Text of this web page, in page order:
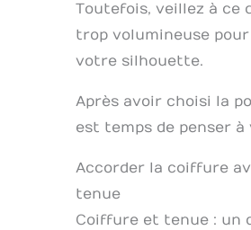
Toutefois, veillez à ce
trop volumineuse
votre silhouette.
Après avoir choisi la
est temps de penser
Accorder la coiffure
tenue
Coiffure et tenue : un